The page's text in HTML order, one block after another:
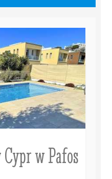
w Pafos